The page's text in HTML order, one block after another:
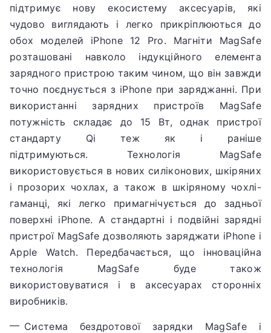
підтримує нову екосистему аксесуарів, які
чудово виглядають і легко прикріплюються до
обох моделей iPhone 12 Pro. Магніти MagSafe
розташовані навколо індукційного елемента
зарядного пристрою таким чином, що він завжди
точно поєднується з iPhone при заряджанні. При
використанні зарядних пристроїв MagSafe
потужність складає до 15 Вт, однак пристрої
стандарту Qi теж як і раніше
підтримуються.Технологія MagSafe
використовується в нових силіконових, шкіряних
і прозорих чохлах, а також в шкіряному чохлі-
гаманці, які легко примагнічується до задньої
поверхні iPhone. А стандартні і подвійні зарядні
пристрої MagSafe дозволяють заряджати iPhone і
Apple Watch. Передбачається, що інноваційна
технологія MagSafe буде також
використовуватися і в аксесуарах сторонніх
виробників.
Система бездротової зарядки MagSafe і